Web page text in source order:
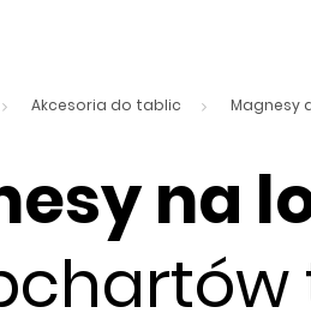
Akcesoria do tablic Magnesy
na